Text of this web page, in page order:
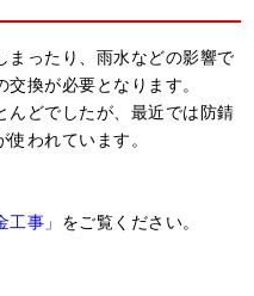
まったり、雨水などの影響で
換が必要となります。
んどでしたが、最近では防錆
われています。
工事」 をご覧ください。